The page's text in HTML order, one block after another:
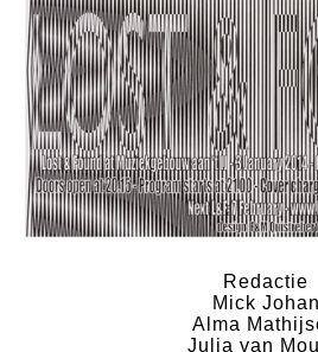
Redactie
Mick Johan
Alma
Julia van